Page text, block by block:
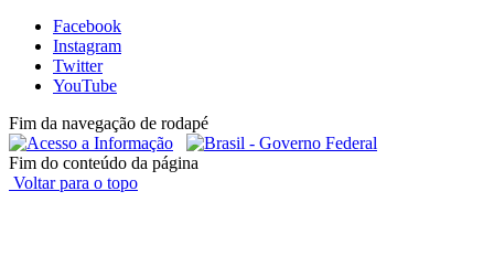
Facebook
Instagram
Twitter
YouTube
Fim da navegação de rodapé
Fim do conteúdo da página
Voltar para o topo